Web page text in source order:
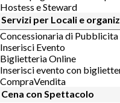
Hostess e Steward
Servizi per Locali e
Concessionaria di Pubblicita
Inserisci Evento
Biglietteria Online
Inserisci evento con
CompraVendita
Cena con Spettacolo